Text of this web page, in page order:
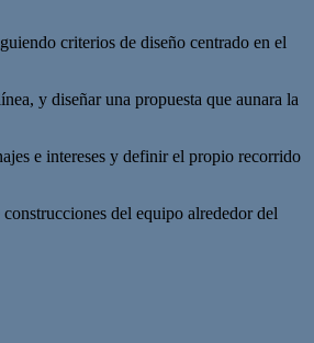
criterios de diseño centrado en el
y diseñar una propuesta que aunara la
e intereses y definir el propio recorrido
del equipo alrededor del